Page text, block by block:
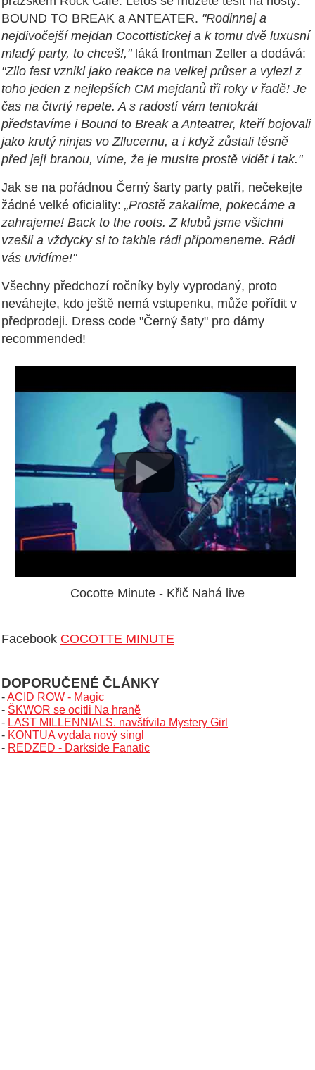
BOUND TO BREAK a ANTEATER. "Rodinnej a
nejdivočejší mejdan Cocottistickej a k tomu dvě luxusní
mladý party, to chceš!,"láká frontman Zeller a dodává:
"Zllo fest vznikl jako reakce na velkej průser a vylezl z
toho jeden z nejlepších CM mejdanů tři roky v řadě! Je
čas na čtvrtý repete. A s radostí vám tentokrát
představíme i Bound to Break a Anteatrer, kteří bojovali
jako krutý ninjas vo Zllucernu, a i když zůstali těsně
před její branou, víme, že je musíte prostě vidět i tak."
Jak se na pořádnou Černý šarty party patří, nečekejte
žádné velké oficiality: „Prostě zakalíme, pokecáme a
zahrajeme! Back to the roots. Z klubů jsme všichni
vzešli a vždycky si to takhle rádi připomeneme. Rádi
vás uvidíme!"
Všechny předchozí ročníky byly vyprodaný, proto
neváhejte, kdo ještě nemá vstupenku, může pořídit v
předprodeji. Dress code "Černý šaty" pro dámy
recommended!
Cocotte Minute - Křič Nahá live
Facebook COCOTTE MINUTE
DOPORUČENÉ ČLÁNKY
-ACID ROW - Magic
- ŠKWOR se ocitli Na hraně
- LAST MILLENNIALS. navštívila Mystery Girl
- KONTUA vydala nový singl
- REDZED - Darkside Fanatic